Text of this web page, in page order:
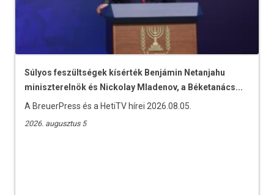
Súlyos feszültségek kísérték Benjámin Netanjahu
miniszterelnök és Nickolay Mladenov, a Béketanács...
A BreuerPress és a HetiTV hírei 2026.08.05.
2026. augusztus 5